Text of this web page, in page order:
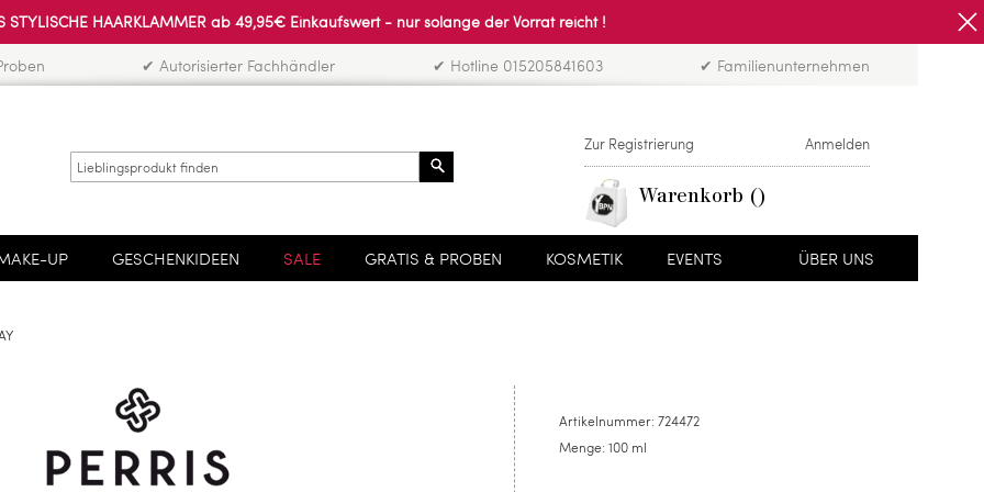
STYLISCHE HAARKLAMMER ab 49,95€ Einkaufswert - nur solange der Vorrat reicht !
✔ Autorisierter Fachhändler ✔ Hotline 015205841603 ✔ Familienunternehmen
Zur Registrierung Anmelden
Warenkorb
UP GESCHENKIDEEN SALE GRATIS & PROBEN KOSMETIK EVENTS ÜBER UNS
Artikelnummer: 724472
Menge: 100 ml